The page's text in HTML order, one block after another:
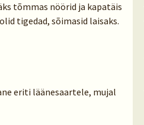
tõmmas nöörid ja kapatäis
tigedad, sõimasid laisaks.
eriti läänesaartele, mujal